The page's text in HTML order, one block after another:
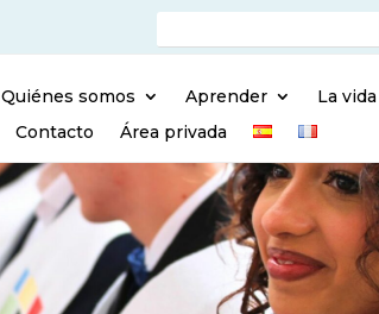
Quiénes somos Aprender La
Contacto Área privada